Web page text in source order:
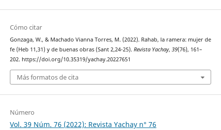
Cómo citar
Gonzaga, W., & Machado Vianna Torres, M. (2022). Rahab, la ramera: mujer de
fe (Heb 11,31) y de buenas obras (Sant 2,24-25). Revista Yachay, 39(76), 161–
202. https://doi.org/10.35319/yachay.20227651
Más formatos de cita
Número
Vol. 39 Núm. 76 (2022): Revista Yachay n° 76